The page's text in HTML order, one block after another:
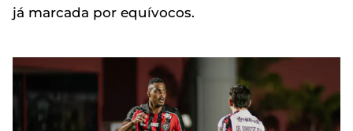
já marcada por equívocos.